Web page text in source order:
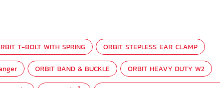
T-BOLT WITH SPRING ORBIT STEPLESS EAR CLAMP
ORBIT BAND & BUCKLE ORBIT HEAVY DUTY W2